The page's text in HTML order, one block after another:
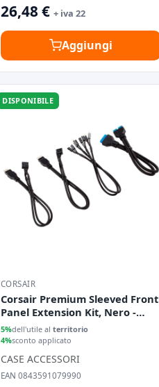
26,48 € + iva 22
Aggiungi
DISPONIBILE
CORSAIR
Corsair Premium Sleeved Front
Panel Extension Kit, Nero -
30cm
5%dell'utile al territorio
4%sconto applicato
CASE ACCESSORI
EAN 0843591079990